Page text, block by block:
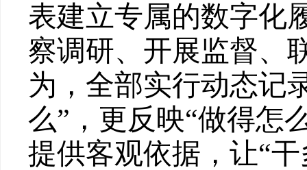
表建立专属的数字化
察调研、 开展监督、
为，全部实行动态记
么”，更反映“做得怎
提供客观依据，让“